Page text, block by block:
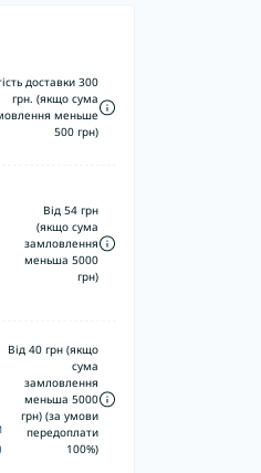
доставки 300
грн. (якщо сума
меньше
500 грн)
Від 54 грн
(якщо сума
замловлення
меньша 5000
грн)
Від 40 грн (якщо
сума
замловлення
меньша 5000
грн) (за умови
передоплати
100%)